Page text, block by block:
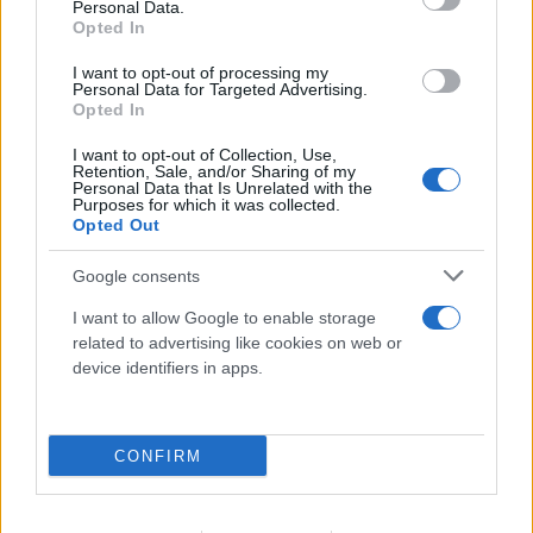
Personal Data.
Opted In
I want to opt-out of processing my
Personal Data for Targeted Advertising.
Opted In
I want to opt-out of Collection, Use,
Retention, Sale, and/or Sharing of my
Personal Data that Is Unrelated with the
Purposes for which it was collected.
Opted Out
Google consents
I want to allow Google to enable storage
related to advertising like cookies on web or
device identifiers in apps.
CONFIRM